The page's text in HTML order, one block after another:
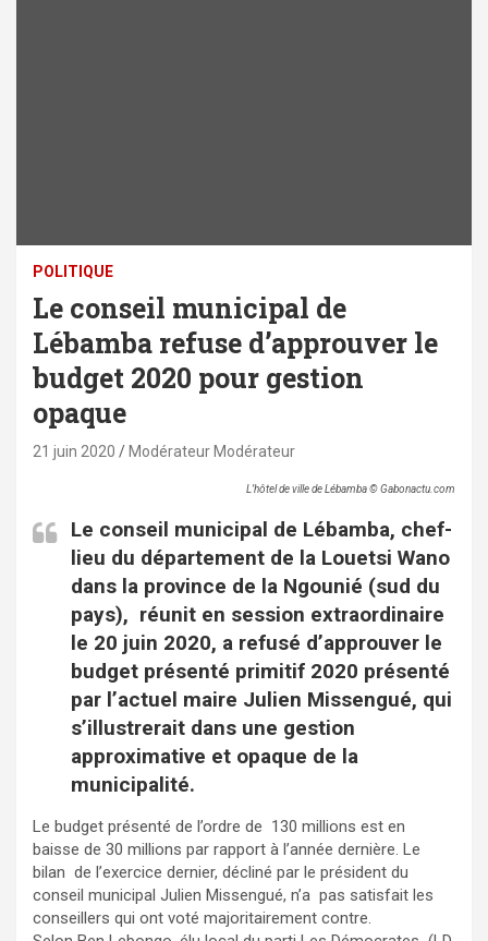
POLITIQUE
Le conseil municipal de
Lébamba refuse d’approuver le
budget 2020 pour gestion
opaque
21 juin 2020 Modérateur Modérateur
L’hôtel de ville de Lébamba © Gabonactu.com
Le conseil municipal de Lébamba, chef-
lieu du département de la Louetsi Wano
dans la province de la Ngounié (sud du
pays), réunit en session extraordinaire
le 20 juin 2020, a refusé d’approuver le
budget présenté primitif 2020 présenté
par l’actuel maire Julien Missengué, qui
s’illustrerait dans une gestion
approximative et opaque de la
municipalité.
Le budget présenté de l’ordre de 130 millions est en
baisse de 30 millions par rapport à l’année dernière. Le
bilan de l’exercice dernier, décliné par le président du
conseil municipal Julien Missengué, n’a pas satisfait les
conseillers qui ont voté majoritairement contre.